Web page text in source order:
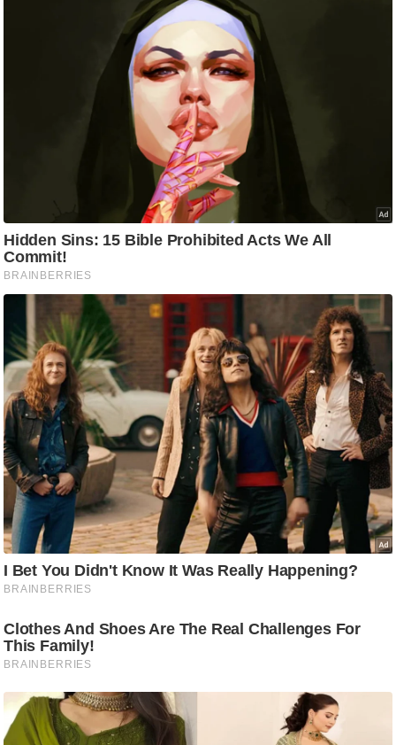
प
र्य
ट
स्थ
ल
फि
ट
ने
स
मं
त्रा
रि
ले
श
न
प
रा
नी
ति